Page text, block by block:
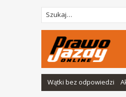
Wątki bez odpowiedzi